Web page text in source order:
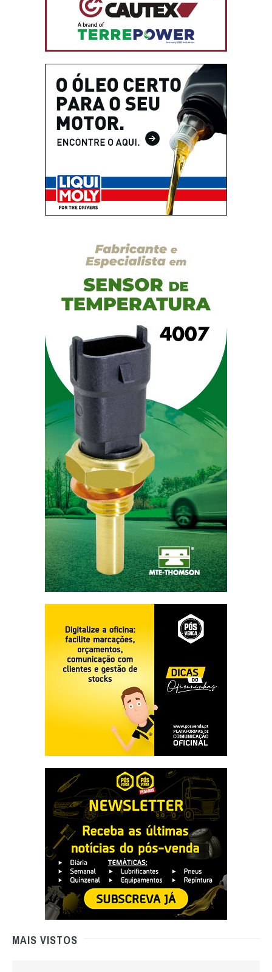
MAIS VISTOS